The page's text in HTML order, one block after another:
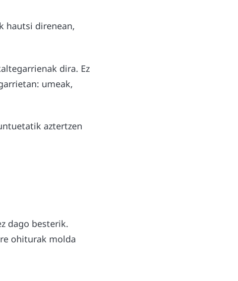
hautsi direnean,
dira. Ez
umeak,
aztertzen
dago besterik.
ohiturak molda